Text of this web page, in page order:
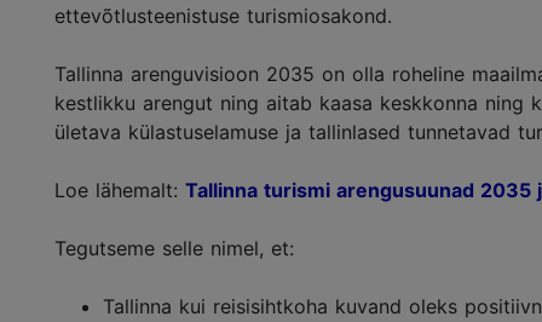
ettevõtlusteenistuse turismiosakond.
Tallinna arenguvisioon 2035 on olla roheline
kestlikku arengut ning aitab kaasa keskkonna ning
ületava külastuselamuse ja tallinlased tunnetavad
Loe lähemalt: Tallinna turismi arengusuunad
Tegutseme selle nimel, et:
Tallinna kui reisisihtkoha kuvand oleks